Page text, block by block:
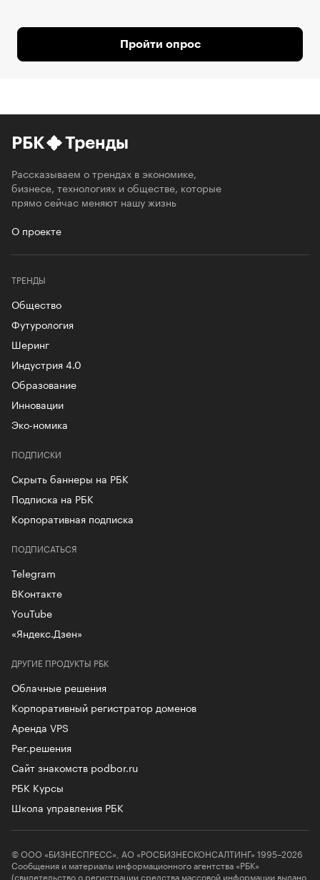
Пройти опрос
РБК Тренды
Рассказываем о трендах в экономике,
бизнесе, технологиях и обществе, которые
прямо сейчас меняют нашу жизнь
О проекте
ТРЕНДЫ
Общество
Футурология
Шеринг
Индустрия 4.0
Образование
Инновации
Эко-номика
ПОДПИСКИ
Скрыть баннеры на РБК
Подписка на РБК
Корпоративная подписка
ДРУГИЕ ПРОДУКТЫ РБК
Облачные решения
Корпоративный регистратор доменов
Аренда VPS
Рег.решения
Сайт знакомств podbor.ru
РБК Курсы
Школа управления РБК
ПОДПИСАТЬСЯ
Telegram
ВКонтакте
YouTube
«Яндекс.Дзен»
© ООО «БИЗНЕСПРЕСС», АО «РОСБИЗНЕСКОНСАЛТИНГ» 1995–2026
Сообщения и материалы информационного агентства «РБК»
(свидетельство о регистрации средства массовой информации выдано